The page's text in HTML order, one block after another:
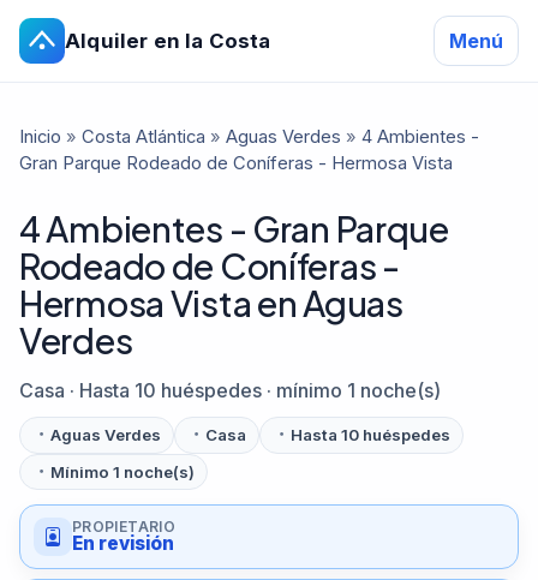
Alquiler en la Costa Menú
Inicio » Costa Atlántica » Aguas Verdes » 4 Ambientes -
Gran Parque Rodeado de Coníferas - Hermosa Vista
4 Ambientes - Gran Parque
Rodeado de Coníferas -
Hermosa Vista en Aguas
Verdes
Casa · Hasta 10 huéspedes · mínimo 1 noche(s)
Aguas Verdes Casa
Hasta 10 huéspedes
Mínimo 1 noche(s)
PROPIETARIO
En revisión